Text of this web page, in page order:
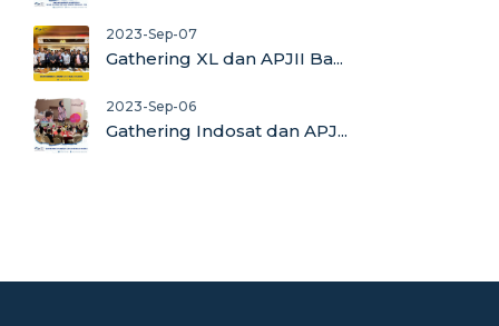
2023-Sep-07
Gathering XL dan APJII Ba...
2023-Sep-06
Gathering Indosat dan APJ...